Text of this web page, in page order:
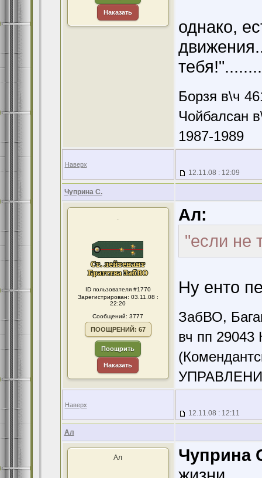
Наказать
однако,
Борзя в\ч
Чойбалсан
1987-1989
Наверх
12.11.08 : 12:09
Чуприна С.
.
ID пользователя #1770
Зарегистрирован: 03.11.08 :
22:20
Сообщений: 3777
ПООЩРЕНИЙ: 67
Поощрить
Наказать
Ал:
"если не
Ну енто
ЗабВО,
вч пп 29043
Наверх
12.11.08 : 12:11
Ал
Ал
Чуприна